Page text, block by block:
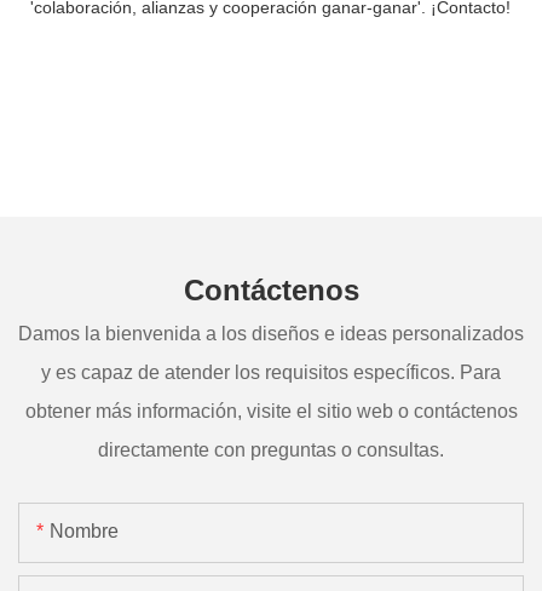
'colaboración, alianzas y cooperación ganar-ganar'. ¡Contacto!
Contáctenos
Damos la bienvenida a los diseños e ideas personalizados
y es capaz de atender los requisitos específicos. Para
obtener más información, visite el sitio web o contáctenos
directamente con preguntas o consultas.
Nombre